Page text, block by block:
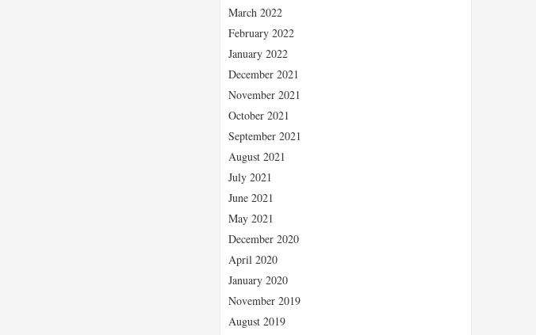
March 2022
February 2022
January 2022
December 2021
November 2021
October 2021
September 2021
August 2021
July 2021
June 2021
May 2021
December 2020
April 2020
January 2020
November 2019
August 2019